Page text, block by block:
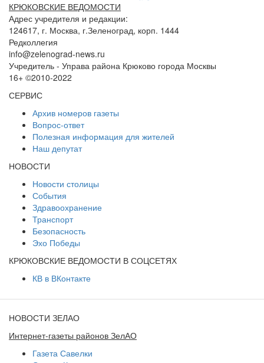
КРЮКОВСКИЕ ВЕДОМОСТИ
Адрес учредителя и редакции:
124617, г. Москва, г.Зеленоград, корп. 1444
Редколлегия
info@zelenograd-news.ru
Учредитель - Управа района Крюково города Москвы
16+ ©2010-2022
СЕРВИС
Архив номеров газеты
Вопрос-ответ
Полезная информация для жителей
Наш депутат
НОВОСТИ
Новости столицы
События
Здравоохранение
Транспорт
Безопасность
Эхо Победы
КРЮКОВСКИЕ ВЕДОМОСТИ В СОЦСЕТЯХ
КВ в ВКонтакте
НОВОСТИ ЗЕЛАО
Интернет-газеты районов ЗелАО
Газета Савелки